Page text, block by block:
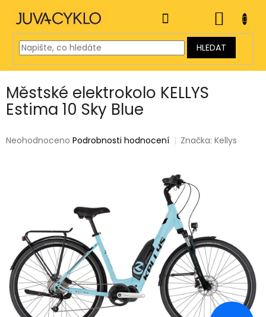
obsah
HLEDAT
KOŠÍK
Městské elektrokolo KELLYS
Estima 10 Sky Blue
Průměrné
Neohodnoceno Podrobnosti hodnocení Značka:Kellys